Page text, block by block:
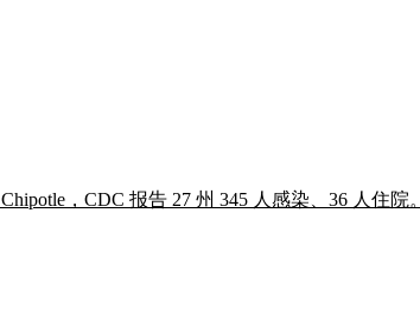
，CDC 报告 27 州 345 人感染、36 人住院。